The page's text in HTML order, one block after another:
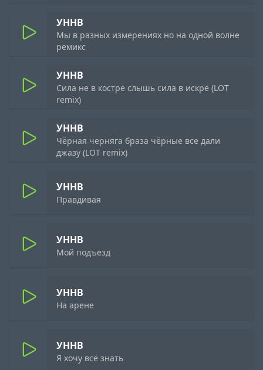
УННВ
Мы в разных измерениях но на одной волне
ремикс
УННВ
Сила не в костре слышь сила в искре (LOT
remix)
УННВ
Чёрная черняга браза чёрные все дали
джазу (LOT remix)
УННВ
Правдивая
УННВ
Мой подъезд
УННВ
На арене
УННВ
Я хочу всё знать